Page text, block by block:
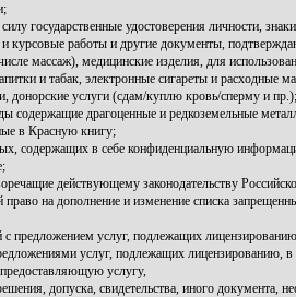
государственные удостоверения личности,
курсовые работы и другие документы,
массаж), медицинские изделия, для
и табак, электронные сигареты и расходные
донорские услуги (сдам/куплю кровь/сперму и пр.);
содержащие драгоценные и редкоземельные
в Красную книгу;
содержащих в себе конфиденциальную
действующему законодательству
право на дополнение и изменение списка
предложением услуг, подлежащих
услуг, подлежащих лицензированию, в
услугу,
допуска, свидетельства, иного документа,